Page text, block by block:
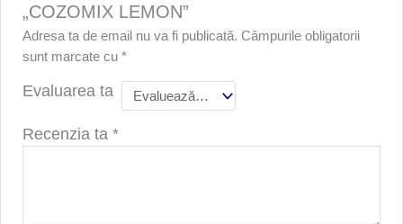
„COZOMIX LEMON”
Adresa ta de email nu va fi publicată. Câmpurile obligatorii
sunt marcate cu*
Evaluarea ta
Recenzia ta*